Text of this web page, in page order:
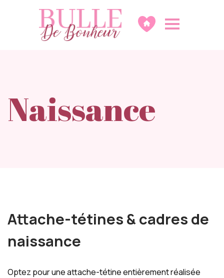
Naissance
Attache-tétines & cadres de
naissance
Optez pour une attache-tétine entièrement réalisée